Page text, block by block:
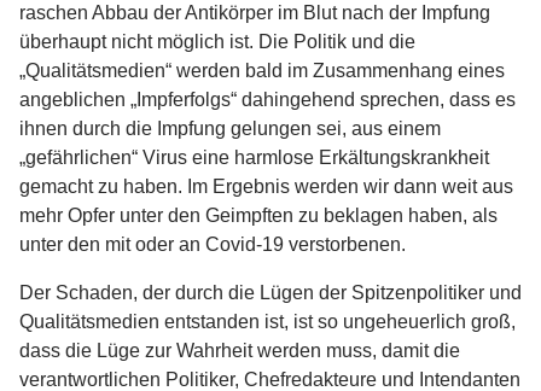
raschen Abbau der Antikörper im Blut nach der Impfung
überhaupt nicht möglich ist. Die Politik und die
„Qualitätsmedien“ werden bald im Zusammenhang eines
angeblichen „Impferfolgs“ dahingehend sprechen, dass es
ihnen durch die Impfung gelungen sei, aus einem
„gefährlichen“ Virus eine harmlose Erkältungskrankheit
gemacht zu haben. Im Ergebnis werden wir dann weit aus
mehr Opfer unter den Geimpften zu beklagen haben, als
unter den mit oder an Covid-19 verstorbenen.
Der Schaden, der durch die Lügen der Spitzenpolitiker und
Qualitätsmedien entstanden ist, ist so ungeheuerlich groß,
dass die Lüge zur Wahrheit werden muss, damit die
verantwortlichen Politiker, Chefredakteure und Intendanten